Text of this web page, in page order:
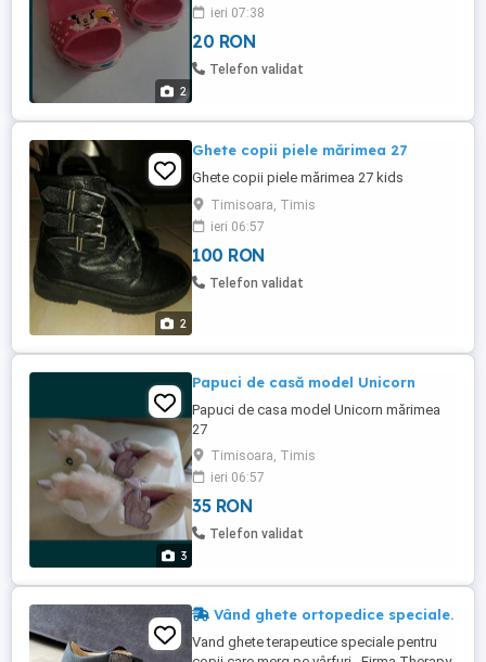
2
ieri 07:38
20 RON
Telefon validat
2
Ghete copii piele mărimea 27
Ghete copii piele mărimea 27 kids
Timisoara, Timis
ieri 06:57
100 RON
Telefon validat
3
Papuci de casă model Unicorn
Papuci de casa model Unicorn mărimea
27
Timisoara, Timis
ieri 06:57
35 RON
Telefon validat
Vând ghete ortopedice speciale.
Vand ghete terapeutice speciale pentru